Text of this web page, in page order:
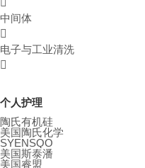
中间体
电子与工业清洗
个人护理
陶氏有机硅
美国陶氏化学
SYENSQO
美国斯泰潘
美国睿盟